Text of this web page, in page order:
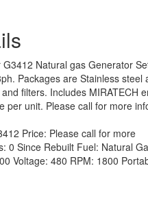
Natural gas Generator
Packages are Stainless steel
filters. Includes MIRATECH
per unit. Please call for more
Price: Please call for more
0 Since Rebuilt Fuel: Natural
Voltage: 480 RPM: 1800